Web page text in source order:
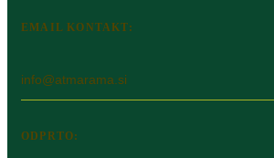
EMAIL KONTAKT:
info@atmarama.si
ODPRTO: